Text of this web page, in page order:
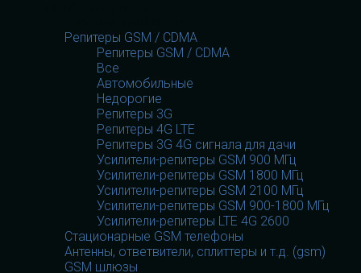
Репитеры GSM / CDMA
Репитеры GSM / CDMA
Все
Автомобильные
Недорогие
Репитеры 3G
Репитеры 4G LTE
Репитеры 3G 4G сигнала для дачи
Усилители-репитеры GSM 900 МГц
Усилители-репитеры GSM 1800 МГц
Усилители-репитеры GSM 2100 МГц
Усилители-репитеры GSM 900-1800 МГц
Усилители-репитеры LTE 4G 2600
Стационарные GSM телефоны
Антенны, ответвители, сплиттеры и т.д. (gsm)
GSM шлюзы